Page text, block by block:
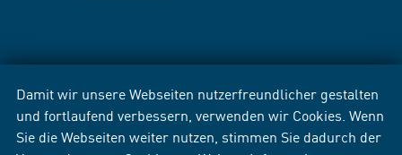
Damit wir unsere Webseiten nutzerfreundlicher gestalten
und fortlaufend verbessern, verwenden wir Cookies. Wenn
Sie die Webseiten weiter nutzen, stimmen Sie dadurch der